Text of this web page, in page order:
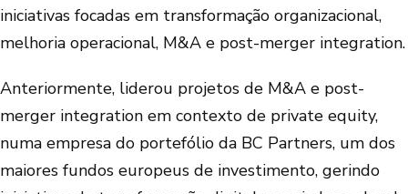
iniciativas focadas em transformação organizacional,
melhoria operacional, M&A e post-merger integration.
Anteriormente, liderou projetos de M&A e post-
merger integration em contexto de private equity,
numa empresa do portefólio da BC Partners, um dos
maiores fundos europeus de investimento, gerindo